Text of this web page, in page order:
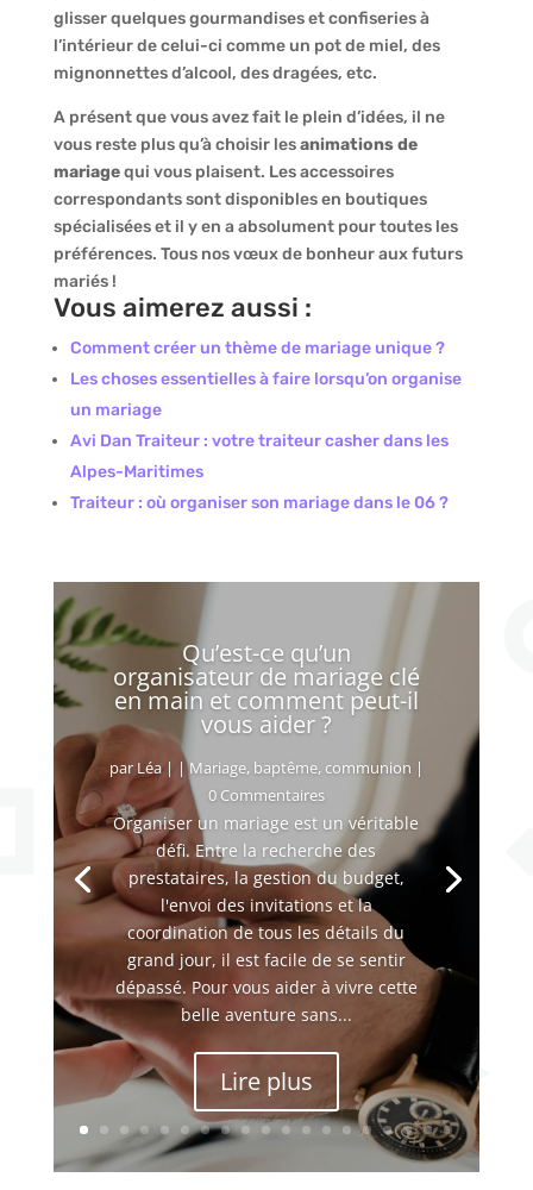
glisser quelques gourmandises et confiseries à
l’intérieur de celui-ci comme un pot de miel, des
mignonnettes d’alcool, des dragées, etc.
A présent que vous avez fait le plein d’idées, il ne
vous reste plus qu’à choisir lesanimations de
mariagequi vous plaisent. Les accessoires
correspondants sont disponibles en boutiques
spécialisées et il y en a absolument pour toutes les
préférences. Tous nos vœux de bonheur aux futurs
mariés !
Vous aimerez aussi :
Comment créer un thème de mariage unique ?
Les choses essentielles à faire lorsqu’on organise
un mariage
Avi Dan Traiteur : votre traiteur casher dans les
Alpes-Maritimes
Traiteur : où organiser son mariage dans le 06 ?
Qu’est-ce qu’un
organisateur de mariage clé
en main et comment peut-il
vous aider ?
par Léa| |Mariage, baptême, communion |
0 Commentaires
Organiser un mariage est un véritable
défi. Entre la recherche des
prestataires, la gestion du budget,
l'envoi des invitations et la
coordination de tous les détails du
grand jour, il est facile de se sentir
dépassé. Pour vous aider à vivre cette
belle aventure sans...
Lire plus